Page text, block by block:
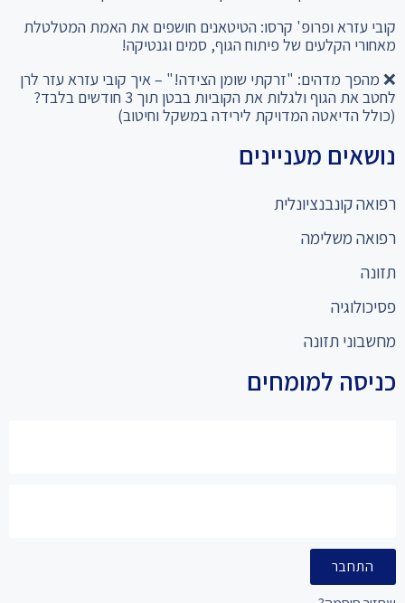
קובי עזרא ופרופ' קרסו: הטיטאנים חושפים את האמת המטלטלת
מאחורי הקלעים של פיתוח הגוף, סמים וגנטיקה!
❌ מהפך מדהים: "זרקתי שומן הצידה!" – איך קובי עזרא עזר לרן
לחטב את הגוף ולגלות את הקוביות בבטן תוך 3 חודשים בלבד?
(כולל הדיאטה המדויקת לירידה במשקל וחיטוב)
נושאים מעניינים
רפואה קונבנציונלית
רפואה משלימה
תזונה
פסיכולוגיה
מחשבוני תזונה
כניסה למומחים
התחבר